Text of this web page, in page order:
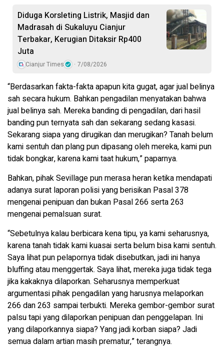
Diduga Korsleting Listrik, Masjid dan
Madrasah di Sukaluyu Cianjur
Terbakar, Kerugian Ditaksir Rp400
Juta
Cianjur Times 7/08/2026
“Berdasarkan fakta-fakta apapun kita gugat, agar jual belinya
sah secara hukum. Bahkan pengadilan menyatakan bahwa
jual belinya sah. Mereka banding di pengadilan, dari hasil
banding pun ternyata sah dan sekarang sedang kasasi.
Sekarang siapa yang dirugikan dan merugikan? Tanah belum
kami sentuh dan plang pun dipasang oleh mereka, kami pun
tidak bongkar, karena kami taat hukum,” paparnya.
Bahkan, pihak Sevillage pun merasa heran ketika mendapati
adanya surat laporan polisi yang berisikan Pasal 378
mengenai penipuan dan bukan Pasal 266 serta 263
mengenai pemalsuan surat.
“Sebetulnya kalau berbicara kena tipu, ya kami seharusnya,
karena tanah tidak kami kuasai serta belum bisa kami sentuh.
Saya lihat pun pelapornya tidak disebutkan, jadi ini hanya
bluffing atau menggertak. Saya lihat, mereka juga tidak tega
jika kakaknya dilaporkan. Seharusnya memperkuat
argumentasi pihak pengadilan yang harusnya melaporkan
266 dan 263 sampai terbukti. Mereka gembor-gembor surat
palsu tapi yang dilaporkan penipuan dan penggelapan. Ini
yang dilaporkannya siapa? Yang jadi korban siapa? Jadi
semua dalam artian masih prematur,” terangnya.